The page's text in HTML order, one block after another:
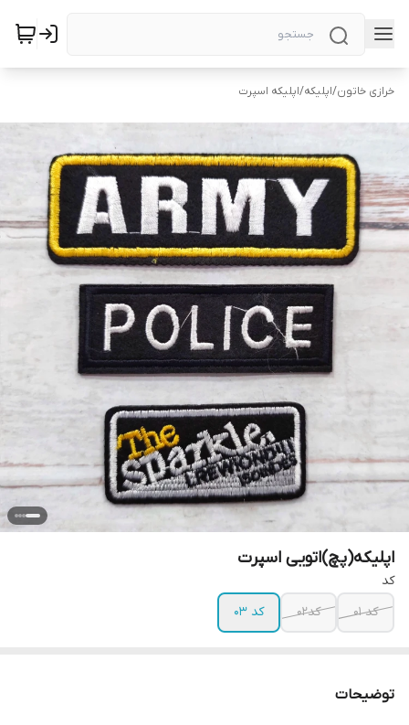
خرازی خاتون/اپلیکه/اپلیکه اسپرت
اپلیکه(پچ)اتویی اسپرت
کد
کد ۰۱
کد۰۲ کد ۰۳
توضیحات